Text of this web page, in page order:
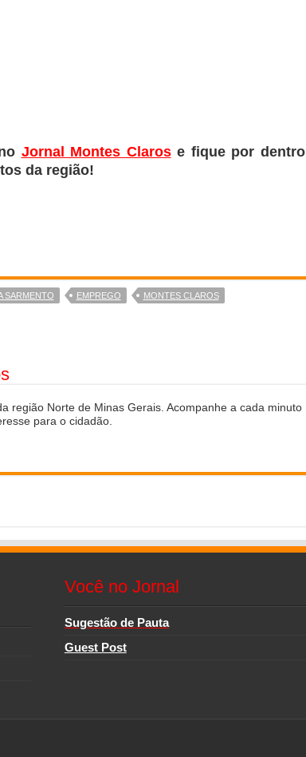
Jornal Montes Clarose fique por dentro
da região!
SARMENTO EMPREGO MONTES CLAROS
região Norte de Minas Gerais. Acompanhe a cada minuto
para o cidadão.
Você no Jornal
Sugestão de Pauta
Guest Post